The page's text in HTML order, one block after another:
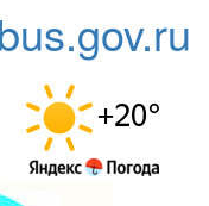
bus.gov.ru